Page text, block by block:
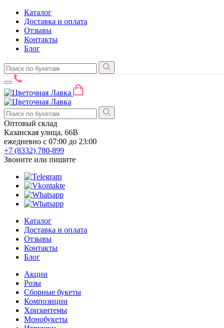
Каталог
Доставка и оплата
Отзывы
Контакты
Блог
Оптовый склад
Казанская улица, 66В
ежедневно с 07:00 до 23:00
+7 (8332) 780-899
Звоните или пишите
Каталог
Доставка и оплата
Отзывы
Контакты
Блог
Акции
Розы
Сборные букеты
Композиции
Хризантемы
Монобукеты